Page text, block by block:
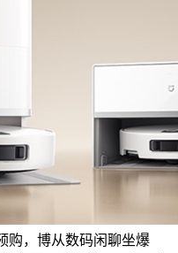
购，博从数码闲聊坐爆